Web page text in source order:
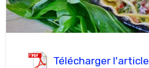
Télécharger l'article